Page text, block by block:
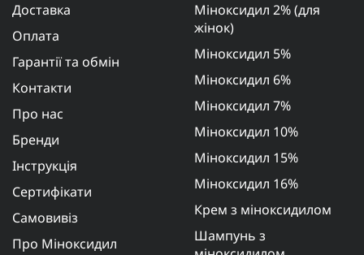
Доставка
Оплата
Гарантії та обмін
Контакти
Про нас
Бренди
Інструкція
Сертифікати
Самовивіз
Про Міноксидил
Міноксидил 2% (для
жінок)
Міноксидил 5%
Міноксидил 6%
Міноксидил 7%
Міноксидил 10%
Міноксидил 15%
Міноксидил 16%
Крем з міноксидилом
Шампунь з